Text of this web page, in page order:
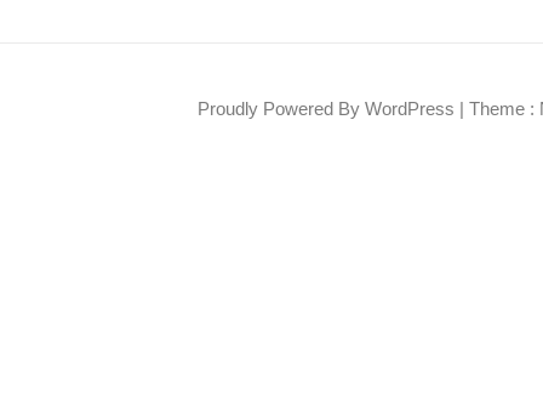
Proudly Powered By WordPress | Theme :